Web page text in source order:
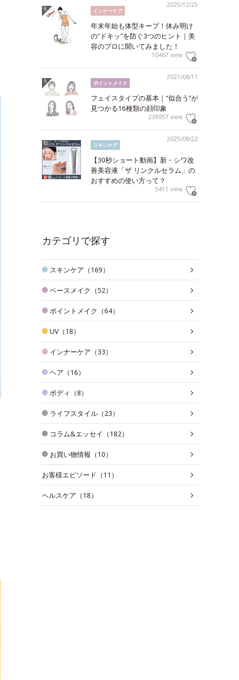
2025/12/25
インナーケア
年末年始も体型キープ！休み明け
の“ドキッ”を防ぐ3つのヒント｜美
容のプロに聞いてみました！
10467 view
2021/08/11
ポイントメイク
フェイスタイプの基本｜“似合う”が
見つかる16種類の顔印象
238957 view
2025/08/22
スキンケア
【30秒ショート動画】新・シワ改
善美容液「ザ リンクルセラム」の
おすすめの使い方って？
5411 view
カテゴリで探す
スキンケア（169）
ベースメイク（52）
ポイントメイク（64）
UV（18）
インナーケア（33）
ヘア（16）
ボディ（8）
ライフスタイル（23）
コラム&エッセイ（182）
お買い物情報（10）
お客様エピソード（11）
ヘルスケア（18）